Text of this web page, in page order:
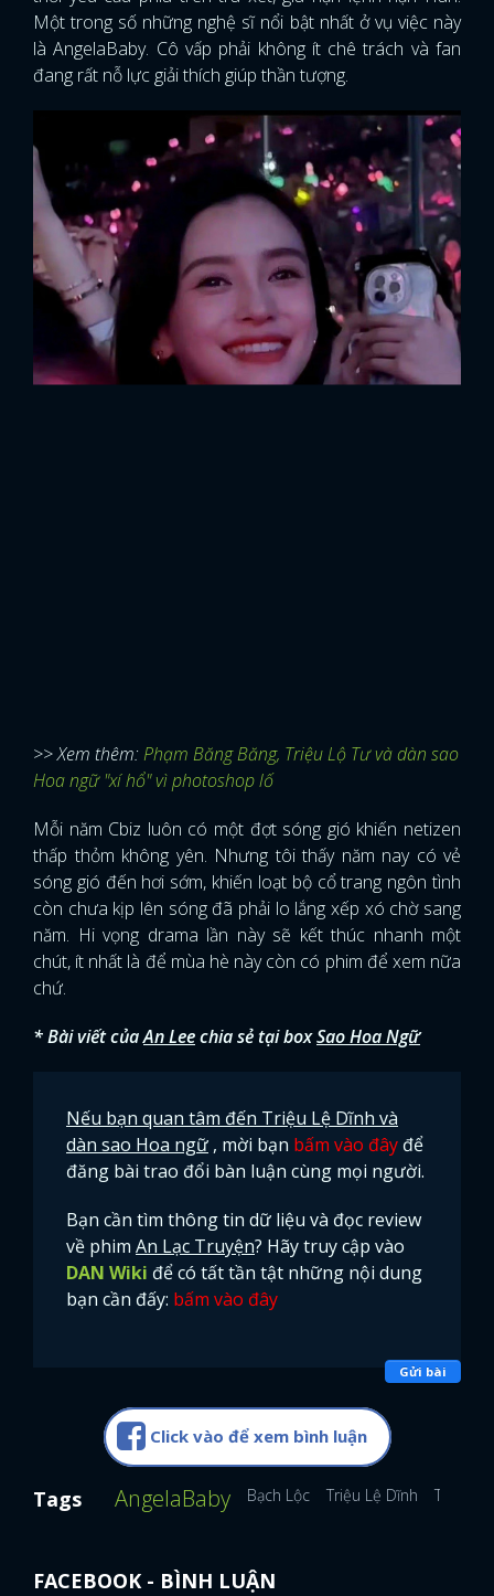
FACEBOOK GOOGLE
Một trong số những nghệ sĩ nổi bật nhất ở vụ việc này
là AngelaBaby. Cô vấp phải không ít chê trách và fan
đang rất nỗ lực giải thích giúp thần tượng.
>> Xem thêm:Phạm Băng Băng, Triệu Lộ Tư và dàn sao
Hoa ngữ "xí hổ" vì photoshop lố
Mỗi năm Cbiz luôn có một đợt sóng gió khiến netizen
thấp thỏm không yên. Nhưng tôi thấy năm nay có vẻ
sóng gió đến hơi sớm, khiến loạt bộ cổ trang ngôn tình
còn chưa kịp lên sóng đã phải lo lắng xếp xó chờ sang
năm. Hi vọng drama lần này sẽ kết thúc nhanh một
chút, ít nhất là để mùa hè này còn có phim để xem nữa
chứ.
* Bài viết củaAn Leechia sẻ tại boxSao Hoa Ngữ
Nếu bạn quan tâm đến Triệu Lệ Dĩnh và
dàn sao Hoa ngữ , mời bạn bấm vào đây để
đăng bài trao đổi bàn luận cùng mọi người.
Bạn cần tìm thông tin dữ liệu và đọc review
về phim An Lạc Truyện? Hãy truy cập vào
DAN Wiki để có tất tần tật những nội dung
bạn cần đấy: bấm vào đây
Gửi bài
Click vào để xem bình luận
Tags AngelaBaby Bạch Lộc Triệu Lệ Dĩnh Tiêu
FACEBOOK - BÌNH LUẬN